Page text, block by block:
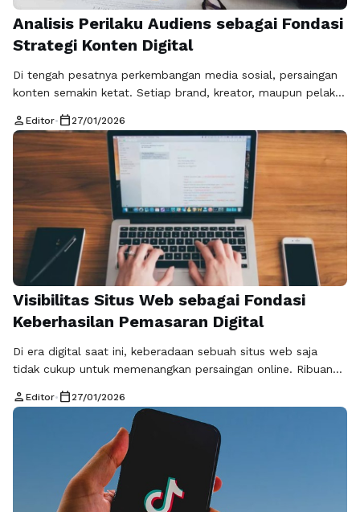
Analisis Perilaku Audiens sebagai Fondasi
Strategi Konten Digital
Di tengah pesatnya perkembangan media sosial, persaingan
konten semakin ketat. Setiap brand, kreator, maupun pelaku
konten yang menarik saja tidak cukup jika tidak tepat
sasaran. Di sinilah analisis perilaku audiens memegang
peranan penting. Analisis perilaku audiens membantu
memahami siapa audiens kita, apa yang mereka butuhkan,
dan bagaimana kebiasaan mereka … Baca Selengkapnya
person Editor• calendar_today 27/01/2026
Visibilitas Situs Web sebagai Fondasi
Keberhasilan Pemasaran Digital
Di era digital saat ini, keberadaan sebuah situs web saja
tidak cukup untuk memenangkan persaingan online. Ribuan
perhatian pengguna internet. Dalam kondisi tersebut,
visibilitas situs web menjadi faktor kunci yang menentukan
apakah sebuah bisnis, brand, atau platform digital dapat
ditemukan dan dikenal oleh target audiensnya. Semakin
tinggi visibilitas … Baca Selengkapnya
person Editor• calendar_today 27/01/2026